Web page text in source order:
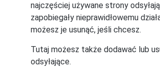
najczęściej używane strony
zapobiegały nieprawidłowemu
możesz je usunąć, jeśli chcesz.
Tutaj możesz także dodawać lub
odsyłające.